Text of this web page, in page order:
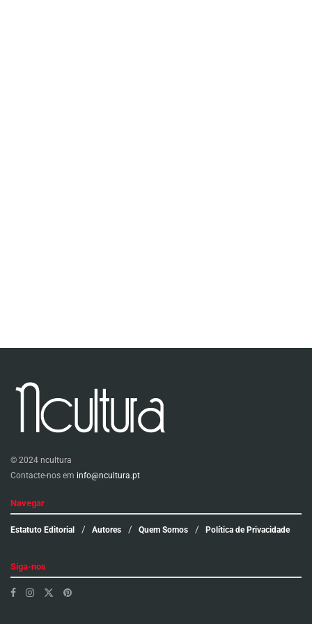
© 2024 ncultura
Contacte-nos em info@ncultura.pt
Navegar
Estatuto Editorial Autores Quem Somos Política de Privacidade
Siga-nos